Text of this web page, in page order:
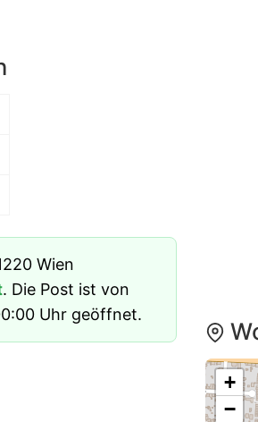
Wien
. Die Post ist von
Uhr geöffnet.
+
−